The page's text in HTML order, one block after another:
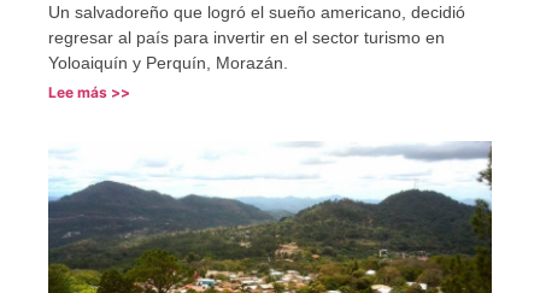
Un salvadoreño que logró el sueño americano, decidió
regresar al país para invertir en el sector turismo en
Yoloaiquín y Perquín, Morazán.
Lee más >>